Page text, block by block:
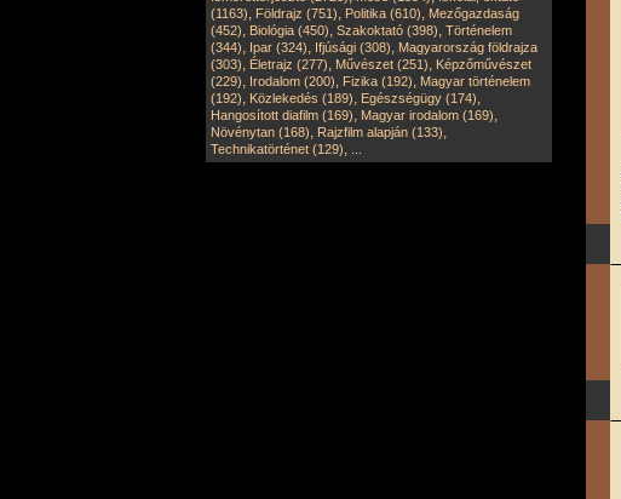
(1163), Földrajz (751), Politika (610), Mezőgazdaság
(452), Biológia (450), Szakoktató (398), Történelem
(344), Ipar (324), Ifjúsági (308), Magyarország földrajza
(303), Életrajz (277), Művészet (251), Képzőművészet
(229), Irodalom (200), Fizika (192), Magyar történelem
(192), Közlekedés (189), Egészségügy (174),
Hangosított diafilm (169), Magyar irodalom (169),
Növénytan (168), Rajzfilm alapján (133),
Technikatörténet (129),